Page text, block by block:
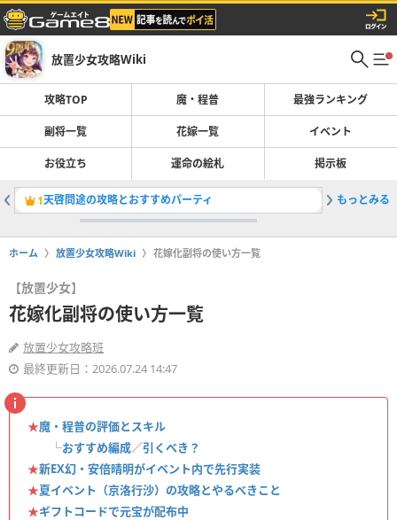
放置少女攻略Wiki
攻略TOP 魔・程普 最強ランキング
副将一覧 花嫁一覧 イベント
お役立ち 運命の絵札 掲示板
1天啓問途の攻略とおすすめパーティ 2最強キ
もっとみる
ホーム 放置少女攻略Wiki 花嫁化副将の使い方一覧
【放置少女】
花嫁化副将の使い方一覧
放置少女攻略班
最終更新日：2026.07.24 14:47
★魔・程普の評価とスキル
└おすすめ編成／引くべき？
★新EX幻・安倍晴明がイベント内で先行実装
★夏イベント（京洛行沙）の攻略とやるべきこと
★ギフトコードで元宝が配布中